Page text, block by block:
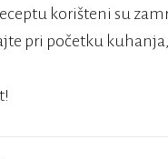
korišteni su
pri početku